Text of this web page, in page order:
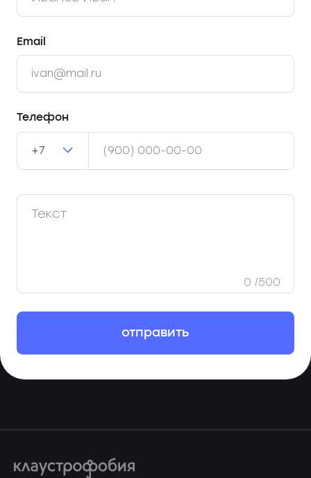
Email
Телефон
+7
0 /500
отправить